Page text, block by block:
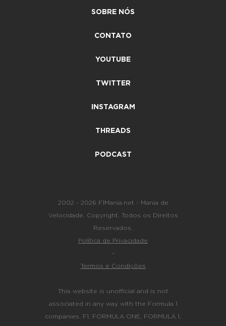
SOBRE NÓS
CONTATO
YOUTUBE
TWITTER
INSTAGRAM
THREADS
PODCAST
2002 - 2026 F1Mania.net - Mania de
Velocidade. Copyright. Todos os Direitos
Reservados.
Política de Privacidade
-
Termos e Condições
This website is unofficial and is not
associated in any way with the Formula 1
companies. F1, FORMULA ONE, FORMULA 1,